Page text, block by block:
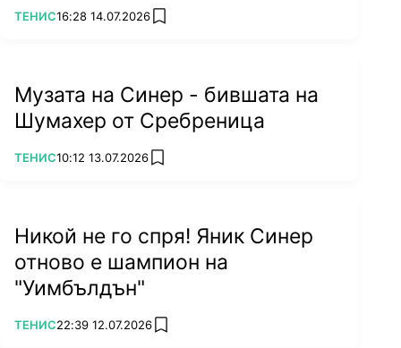
ПОВЕЧЕ ОТ
ТЕНИС16:28 14.07.2026 add favorites
Музата на Синер - бившата на
Шумахер от Сребреница
ПОВЕЧЕ ОТ
ТЕНИС10:12 13.07.2026 add favorites
Никой не го спря! Яник Синер
отново е шампион на
"Уимбълдън"
ПОВЕЧЕ ОТ
ТЕНИС22:39 12.07.2026 add favorites